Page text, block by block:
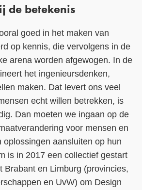
de betekenis
goed in het maken van
op kennis, die vervolgens in de
arena worden afgewogen. In de
het ingenieursdenken,
maken. Dat levert ons veel
echt willen betrekken, is
Dan moeten we ingaan op de
voor mensen en
oplossingen aansluiten op hun
is in 2017 een collectief gestart
Brabant en Limburg (provincies,
en UvW) om Design